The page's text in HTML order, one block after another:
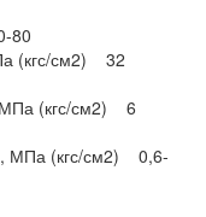
80
(кгс/см2) 32
МПа (кгс/см2) 6
МПа (кгс/см2) 0,6-